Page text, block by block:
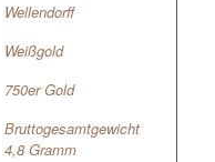
Wellendorff
Weißgold
750er Gold
Bruttogesamtgewicht
4,8 Gramm